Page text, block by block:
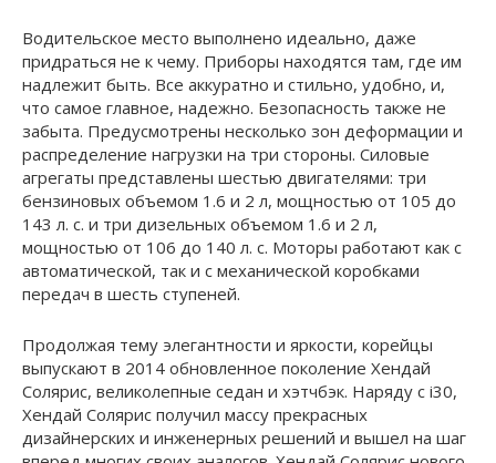
Водительское место выполнено идеально, даже
придраться не к чему. Приборы находятся там, где им
надлежит быть. Все аккуратно и стильно, удобно, и,
что самое главное, надежно. Безопасность также не
забыта. Предусмотрены несколько зон деформации и
распределение нагрузки на три стороны. Силовые
агрегаты представлены шестью двигателями: три
бензиновых объемом 1.6 и 2 л, мощностью от 105 до
143 л. с. и три дизельных объемом 1.6 и 2 л,
мощностью от 106 до 140 л. с. Моторы работают как с
автоматической, так и с механической коробками
передач в шесть ступеней.
Продолжая тему элегантности и яркости, корейцы
выпускают в 2014 обновленное поколение Хендай
Солярис, великолепные седан и хэтчбэк. Наряду с i30,
Хендай Солярис получил массу прекрасных
дизайнерских и инженерных решений и вышел на шаг